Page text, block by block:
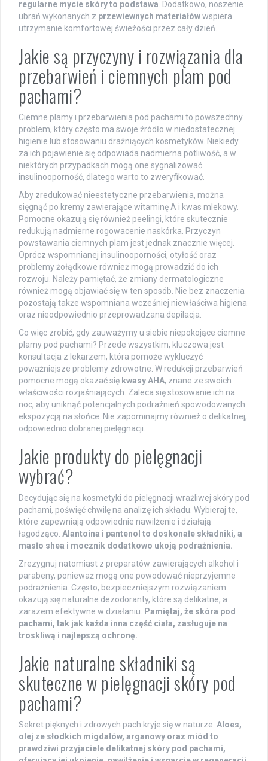
regularne mycie skóry to podstawa. Dodatkowo, noszenie
ubrań wykonanych z przewiewnych materiałówwspiera
utrzymanie komfortowej świeżości przez cały dzień.
Jakie są przyczyny i rozwiązania dla
przebarwień i ciemnych plam pod
pachami?
Ciemne plamy i przebarwienia pod pachami to powszechny
problem, który często ma swoje źródło w niedostatecznej
higienie lub stosowaniu drażniących kosmetyków. Niekiedy
za ich pojawienie się odpowiada nadmierna potliwość, a w
niektórych przypadkach mogą one sygnalizować
insulinooporność, dlatego warto to zweryfikować.
Aby zredukować nieestetyczne przebarwienia, można
sięgnąć po kremy zawierające witaminę A i kwas mlekowy.
Pomocne okazują się również peelingi, które skutecznie
redukują nadmierne rogowacenie naskórka. Przyczyn
powstawania ciemnych plam jest jednak znacznie więcej.
Oprócz wspomnianej insulinooporności, otyłość oraz
problemy żołądkowe również mogą prowadzić do ich
rozwoju. Należy pamiętać, że zmiany dermatologiczne
również mogą objawiać się w ten sposób. Nie bez znaczenia
pozostają także wspomniana wcześniej niewłaściwa higiena
oraz nieodpowiednio przeprowadzana depilacja.
Co więc zrobić, gdy zauważymy u siebie niepokojące ciemne
plamy pod pachami? Przede wszystkim, kluczowa jest
konsultacja z lekarzem, która pomoże wykluczyć
poważniejsze problemy zdrowotne. W redukcji przebarwień
pomocne mogą okazać się kwasy AHA, znane ze swoich
właściwości rozjaśniających. Zaleca się stosowanie ich na
noc, aby uniknąć potencjalnych podrażnień spowodowanych
ekspozycją na słońce. Nie zapominajmy również o delikatnej,
odpowiednio dobranej pielęgnacji.
Jakie produkty do pielęgnacji
wybrać?
Decydując się na kosmetyki do pielęgnacji wrażliwej skóry pod
pachami, poświęć chwilę na analizę ich składu. Wybieraj te,
które zapewniają odpowiednie nawilżenie i działają
łagodząco. Alantoina i pantenol to doskonałe składniki, a
masło shea i mocznik dodatkowo ukoją podrażnienia.
Zrezygnuj natomiast z preparatów zawierających alkohol i
parabeny, ponieważ mogą one powodować nieprzyjemne
podrażnienia. Często, bezpieczniejszym rozwiązaniem
okazują się naturalne dezodoranty, które są delikatne, a
zarazem efektywne w działaniu. Pamiętaj, że skóra pod
pachami, tak jak każda inna część ciała, zasługuje na
troskliwą i najlepszą ochronę.
Jakie naturalne składniki są
skuteczne w pielęgnacji skóry pod
pachami?
Sekret pięknych i zdrowych pach kryje się w naturze. Aloes,
olej ze słodkich migdałów, arganowy oraz miód to
prawdziwi przyjaciele delikatnej skóry pod pachami,